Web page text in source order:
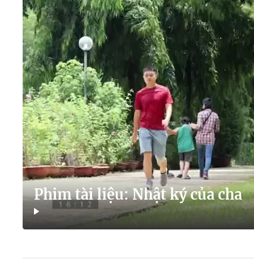
Phim tài liệu: Nhật ký của cha